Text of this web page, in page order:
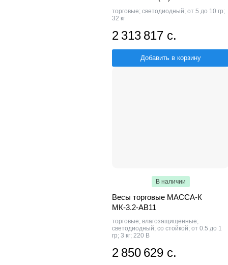
торговые; светодиодный; от 5 до 10 гр;
32 кг
2 313 817 с.
Добавить в корзину
В наличии
Весы торговые МАССА-К
МК-3.2-АВ11
торговые; влагозащищенные;
светодиодный; со стойкой; от 0.5 до 1
гр; 3 кг; 220 В
2 850 629 с.